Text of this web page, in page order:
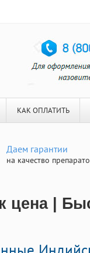
КАК ОПЛАТИТЬ
Даем гарантии
на качество
цена |